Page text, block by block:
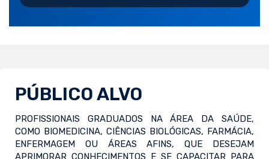
PÚBLICO ALVO
PROFISSIONAIS GRADUADOS NA ÁREA DA SAÚDE,
COMO BIOMEDICINA, CIÊNCIAS BIOLÓGICAS, FARMÁCIA,
ENFERMAGEM OU ÁREAS AFINS, QUE DESEJAM
APRIMORAR CONHECIMENTOS E SE CAPACITAR PARA